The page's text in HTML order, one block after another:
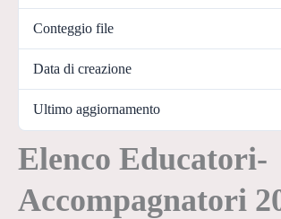
Conteggio file
Data di creazione
Ultimo aggiornamento
Elenco Educatori-
Accompagnatori